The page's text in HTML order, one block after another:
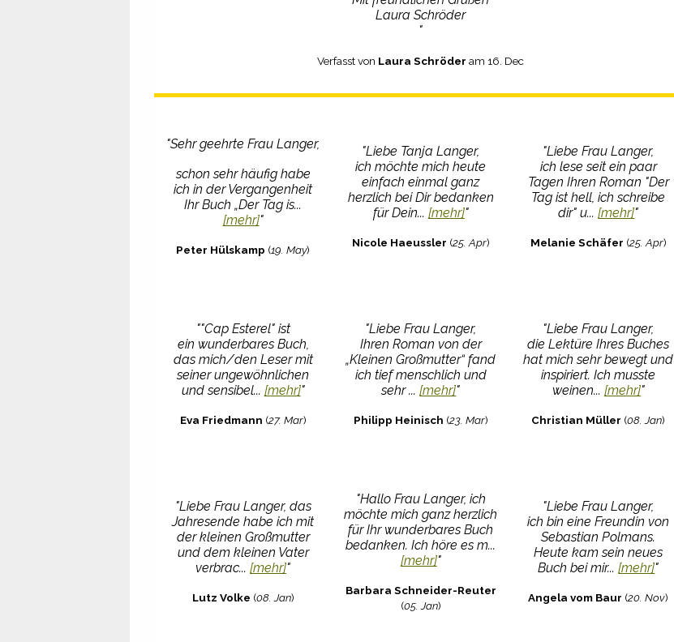
Laura Schröder
"
Verfasst von Laura Schröder am 16. Dec
"Sehr geehrte Frau Langer,
schon sehr häufig habe
ich in der Vergangenheit
Ihr Buch „Der Tag is...
[mehr]"
Peter Hülskamp (19. May)
"Liebe Tanja Langer,
ich möchte mich heute
einfach einmal ganz
herzlich bei Dir bedanken
für Dein... [mehr]"
Nicole Haeussler (25. Apr)
"Liebe Frau Langer,
ich lese seit ein paar
Tagen Ihren Roman "Der
Tag ist hell, ich schreibe
dir" u...[mehr]"
Melanie Schäfer (25. Apr)
""Cap Esterel" ist
ein wunderbares Buch,
das mich/den Leser mit
seiner ungewöhnlichen
und sensibel... [mehr]"
Eva Friedmann (27. Mar)
"Liebe Frau Langer,
Ihren Roman von der
„Kleinen Großmutter“ fand
ich tief menschlich und
sehr ...[mehr]"
Philipp Heinisch (23. Mar)
"Liebe Frau Langer,
die Lektüre Ihres Buches
hat mich sehr bewegt und
inspiriert. Ich musste
weinen... [mehr]"
Christian Müller (08. Jan)
"Liebe Frau Langer, das
Jahresende habe ich mit
der kleinen Großmutter
und dem kleinen Vater
verbrac...[mehr]"
Lutz Volke (08. Jan)
"Hallo Frau Langer, ich
möchte mich ganz herzlich
für Ihr wunderbares Buch
bedanken. Ich höre es m...
[mehr]"
Barbara Schneider-Reuter
(05. Jan)
"Liebe Frau Langer,
ich bin eine Freundin von
Sebastian Polmans.
Heute kam sein neues
Buch bei mir...[mehr]"
Angela vom Baur (20. Nov)